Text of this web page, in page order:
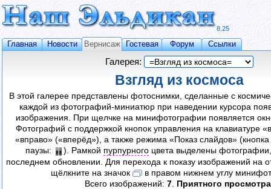
8.25
Главная Новости Вернисаж Гостевая Форум Ссылки
Галерея:
Взгляд из космоса
В этой галерее представлены фотоснимки, сделанные с
каждой из фотографий-миниатюр при наведении курсора
изображения. При щелчке на минифотографии появляется
Фотографий с поддержкой кнопок управления на клавиатуре
«вправо» («вперёд»), а также режима «Показ слайдов»
паузы:
). Рамкой пурпурногоцвета выделены
последнем обновлении. Для перехода к показу изображений на
щёлкните на значок
в правом нижнем углу
Всего изображений: 7 Приятного